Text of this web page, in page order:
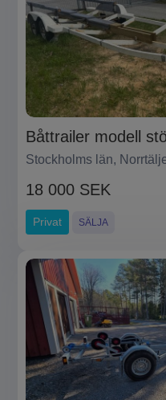
Båttrailer modell
Stockholms län,
18 000 SEK
Privat SÄLJA